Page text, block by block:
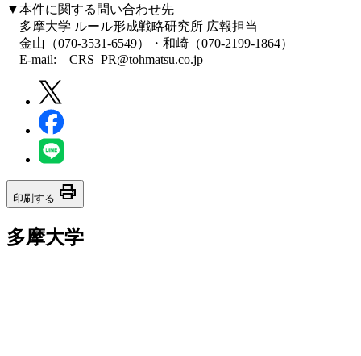
▼本件に関する問い合わせ先
多摩大学 ルール形成戦略研究所 広報担当
金山（070-3531-6549）・和崎（070-2199-1864）
E-mail: CRS_PR@tohmatsu.co.jp
印刷する print
多摩大学